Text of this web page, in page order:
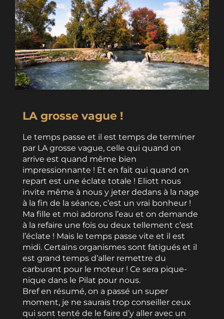
LA grosse vague !
Le temps passe et il est temps de terminer
par LA grosse vague, celle qui quand on
arrive est quand même bien
impressionnante ! Et en fait qui quand on
repart est une éclate totale ! Eliott nous
invite même à nous y jeter dedans à la nage
à la fin de la séance, c’est un vrai bonheur !
Ma fille et moi adorons l’eau et on demande
à la refaire une fois ou deux tellement c’est
l’éclate ! Mais le temps passe vite et il est
midi. Certains organismes sont fatigués et il
est grand temps d’aller remettre du
carburant pour le moteur ! Ce sera pique-
nique dans le Pilat pour nous.
Bref en résumé, on a passé un super
moment, je ne saurais trop conseiller ceux
qui sont tenté de le faire d’y aller avec un